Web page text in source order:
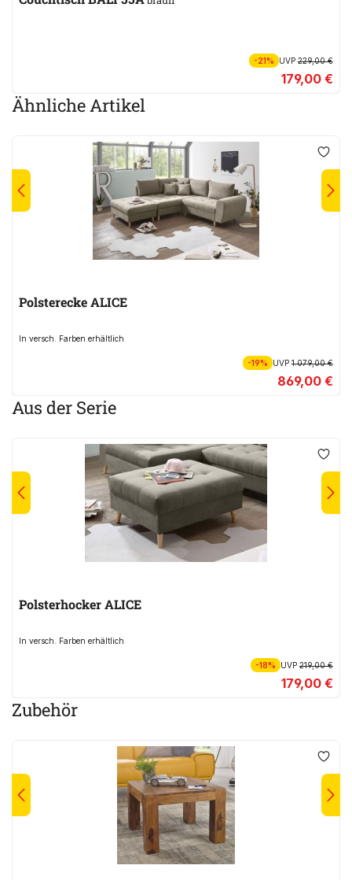
-21% UVP229,00 €
179,00 €
Ähnliche Artikel
Polsterecke ALICE
In versch. Farben erhältlich
-19% UVP1.079,00 €
869,00 €
Aus der Serie
Polsterhocker ALICE
In versch. Farben erhältlich
-18% UVP219,00 €
179,00 €
Zubehör